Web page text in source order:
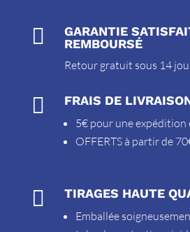

GARANTIE
REMBOURSÉ
Retour gratuit sous 14
 FRAIS DE
5€ pour une expédition
OFFERTS à partir de
 TIRAGES HAUTE
Emballée